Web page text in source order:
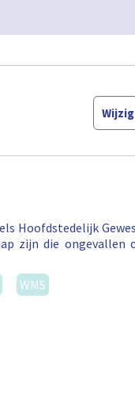
Hoofdstedelijk
zijn die ongevallen
WMS